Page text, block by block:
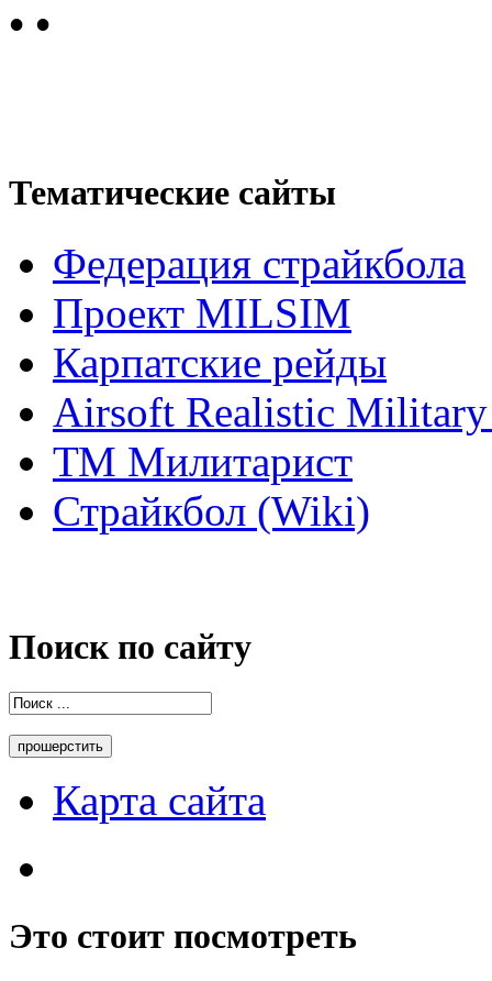
• •
Тематические сайты
Федерация страйкбола
Проект MILSIM
Карпатские рейды
Airsoft Realistic
ТМ Милитарист
Страйкбол (Wiki)
Поиск по сайту
Карта сайта
Это стоит посмотреть